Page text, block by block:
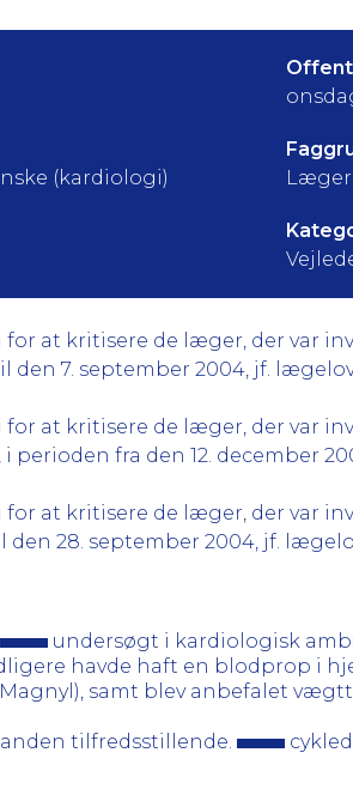
(kardiologi)
Læger
at kritisere de læger, der var
den 7. september 2004, jf.
at kritisere de læger, der var
fra den 12. december
at kritisere de læger, der var
28. september 2004, jf.
undersøgt i kardiologisk
havde haft en blodprop i
samt blev anbefalet
tilfredsstillende.